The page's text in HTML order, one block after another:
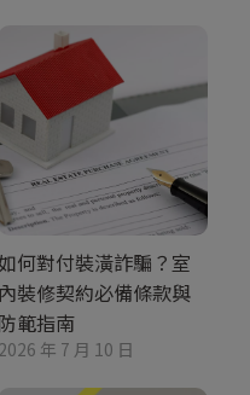
何對付裝潢詐騙？室
內裝修契約必備條款與
防範指南
2026 年 7 月 10 日